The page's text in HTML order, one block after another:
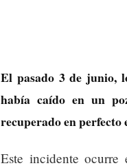
El pasado 3 de junio,
había caído en un
recuperado en perfecto
Este incidente